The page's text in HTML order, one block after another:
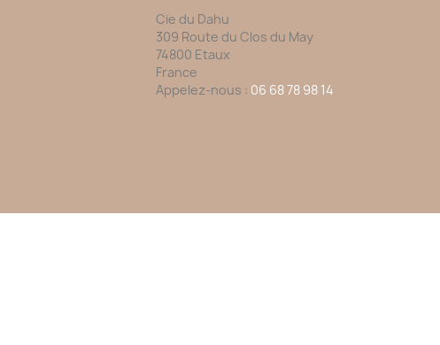
Cie du Dahu
309 Route du Clos du May
74800 Etaux
France
Appelez-nous : 06 68 78 98 14